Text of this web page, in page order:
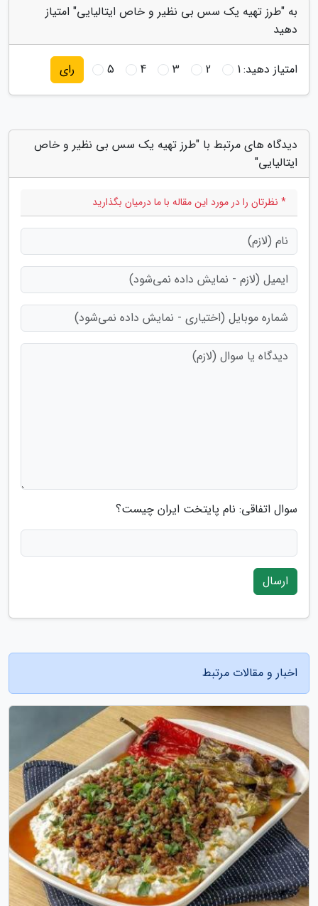
به "طرز تهیه یک سس بی نظیر و خاص ایتالیایی" امتیاز
دهید
امتیاز دهید:1
2
3
4
5 رای
دیدگاه های مرتبط با "طرز تهیه یک سس بی نظیر و خاص
ایتالیایی"
* نظرتان را در مورد این مقاله با ما درمیان بگذارید
سوال اتفاقی: نام پایتخت ایران چیست؟
ارسال
اخبار و مقالات مرتبط